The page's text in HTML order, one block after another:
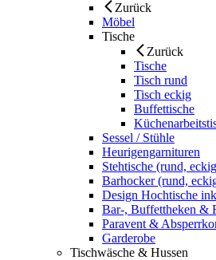
Zurück
Möbel
Tische
Zurück
Tische
Tisch rund
Tisch eckig
Buffettische
Sessel / Stühle
Heurigengarnituren
Stehtische (rund,
Barhocker (rund,
Design Hochtische
Bar-, Buffettheken &
Paravent &
Garderobe
Tischwäsche & Hussen